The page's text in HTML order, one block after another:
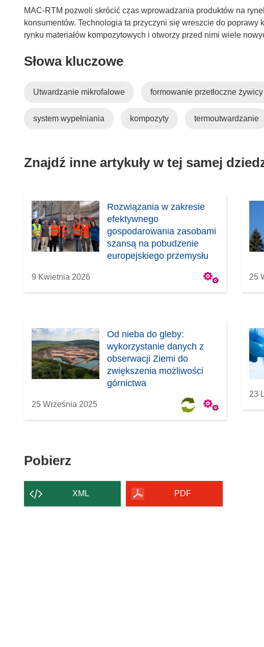
MAC-RTM pozwoli skrócić czas wprowadzania produktów na
konsumentów. Technologia ta przyczyni się wreszcie do
rynku materiałów kompozytowych i otworzy przed nimi wiele
Słowa kluczowe
Utwardzanie mikrofalowe formowanie przetłoczne żywicy
system wypełniania kompozyty termoutwardzanie
Znajdź inne artykuły w tej samej
Rozwiązania w zakresie
efektywnego
gospodarowania zasobami
szansą na pobudzenie
europejskiego przemysłu
9 Kwietnia 2026 25
Od nieba do gleby:
wykorzystanie danych z
obserwacji Ziemi do
zwiększenia możliwości
górnictwa
25 Września 2025
23
Pobierz
strony
XML PDF